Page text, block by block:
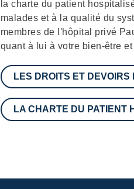
la charte du patient
malades et à la qualité du
membres de l'hôpital privé
quant à lui à votre bien-être
LES DROITS ET DEVOIRS
LA CHARTE DU PATIENT